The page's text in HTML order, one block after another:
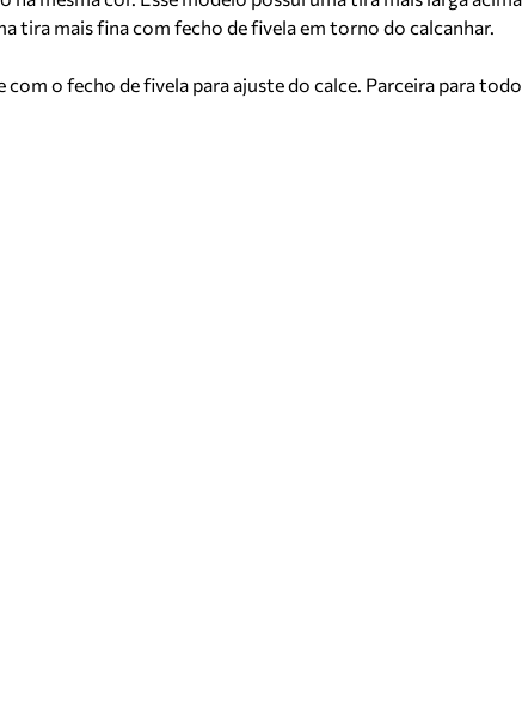
tira mais fina com fecho de fivela em torno do calcanhar.
o fecho de fivela para ajuste do calce. Parceira para